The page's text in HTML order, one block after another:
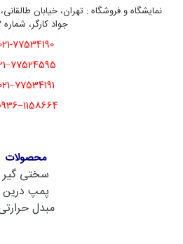
نمایشگاه و فروشگاه : تهران، خیابان
جواد کارگر، شماره 237
77534190
77524595–021
77534191–021
1158664–0936
محصولات
سختی گیر
پمپ درین
مبدل